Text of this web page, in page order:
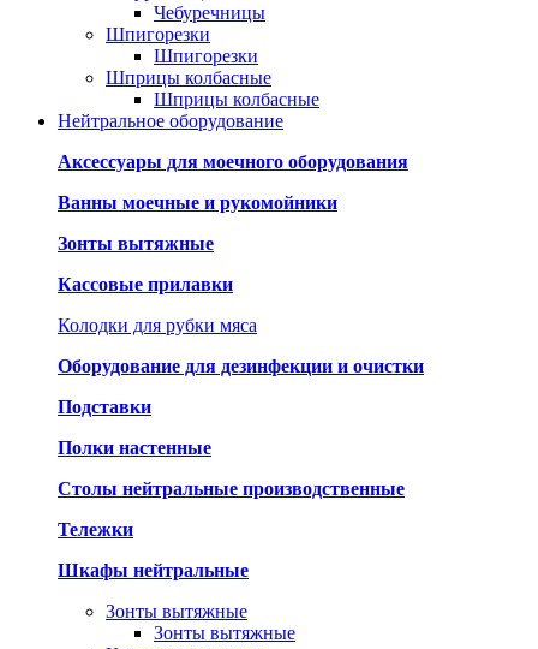
Чебуречницы
Шпигорезки
Шпигорезки
Шприцы колбасные
Шприцы колбасные
Нейтральное оборудование
Аксессуары для моечного оборудования
Ванны моечные и рукомойники
Зонты вытяжные
Кассовые прилавки
Колодки для рубки мяса
Оборудование для дезинфекции и очистки
Подставки
Полки настенные
Столы нейтральные производственные
Тележки
Шкафы нейтральные
Зонты вытяжные
Зонты вытяжные